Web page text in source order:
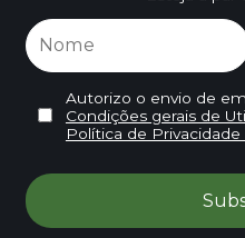
Autorizo o envio de
Condições gerais de
Política de